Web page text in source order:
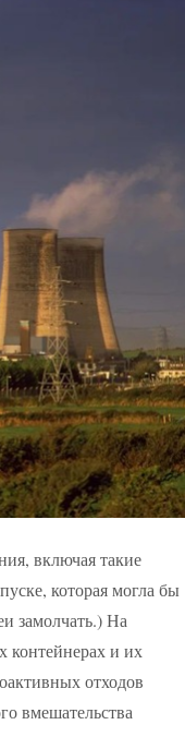
включая такие
которая могла бы
замолчать.) На
контейнерах и их
отходов
вмешательства